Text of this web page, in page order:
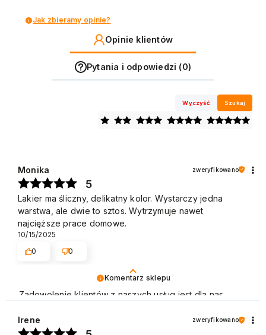
Jak zbieramy opinie?
Opinie klientów
Pytania i odpowiedzi (0)
Wyczyść Szukaj
Komentarz sklepu
Zadowolenie klientów z naszych usług jest dla nas
właśnie było. Pozdrawiamy
Monika zweryfikowano
5
Lakier ma śliczny, delikatny kolor. Wystarczy jedna
warstwa, ale dwie to sztos. Wytrzymuje nawet
najcięższe prace domowe.
10/15/2025
0
0
Irene zweryfikowano